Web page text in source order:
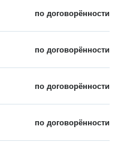
по договорённости
по договорённости
по договорённости
по договорённости